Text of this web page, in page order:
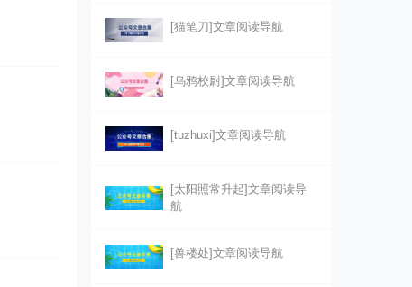
[猫笔刀]文章阅读导航
[乌鸦校尉]文章阅读导航
[tuzhuxi]文章阅读导航
[太阳照常升起]文章阅读导
航
[兽楼处]文章阅读导航